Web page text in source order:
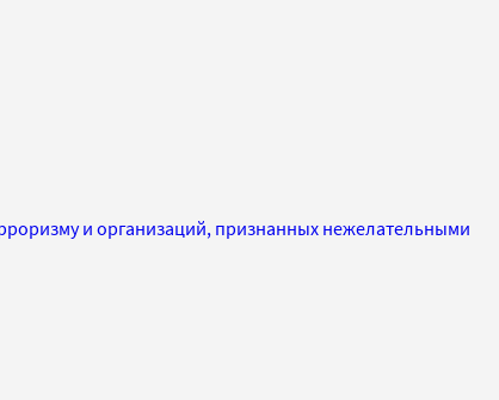
и организаций, признанных нежелательными